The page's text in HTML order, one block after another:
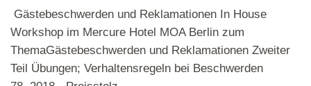
Gästebeschwerden und Reklamationen In House
Workshop im Mercure Hotel MOA Berlin zum
ThemaGästebeschwerden und Reklamationen Zweiter
Teil Übungen; Verhaltensregeln bei Beschwerden